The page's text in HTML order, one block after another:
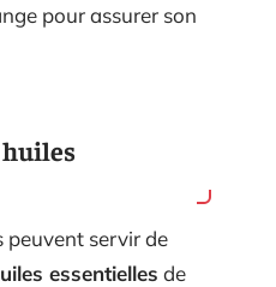
pour assurer son
peuvent servir de
essentielles de